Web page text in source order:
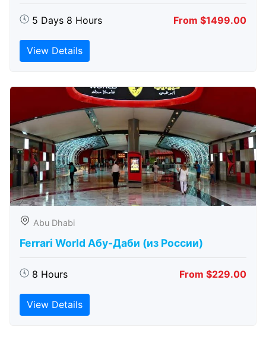
5 Days 8 Hours From $1499.00
View Details
Abu Dhabi
Ferrari World Абу-Даби (из России)
8 Hours From $229.00
View Details